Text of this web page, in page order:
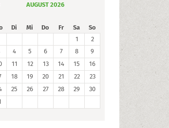
AUGUST 2026
Di Mi Do Fr Sa
So
1
2
4 5 6 7 8
9
11 12 13 14 15
16
18 19 20 21 22
23
25 26 27 28 29
30